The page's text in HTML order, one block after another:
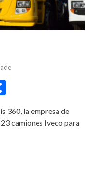
360, la empresa de
camiones Iveco para